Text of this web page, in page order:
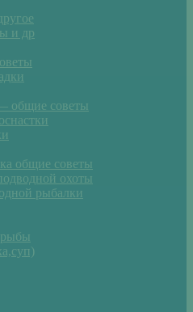
и др
общие советы
общие советы
охоты
рыбалки